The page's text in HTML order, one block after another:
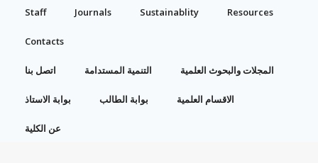
Staff Journals Sustainablity Resources
Contacts
اتصل بنا التنمية المستدامة المجلات والبحوث العلمية
بوابة الاستاذ بوابة الطالب الاقسام العلمية
عن الكلية